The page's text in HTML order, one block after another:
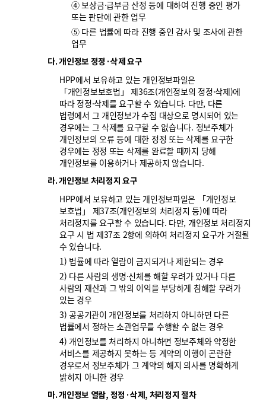
④ 보상금·급부금 산정 등에 대하여 진행 중인 평가
또는 판단에 관한 업무
⑤ 다른 법률에 따라 진행 중인 감사 및 조사에 관한
업무
다. 개인정보 정정·삭제 요구
HPP에서 보유하고 있는 개인정보파일은
「개인정보보호법」 제36조(개인정보의 정정·삭제)에
따라 정정·삭제를 요구할 수 있습니다. 다만, 다른
법령에서 그 개인정보가 수집 대상으로 명시되어 있는
경우에는 그 삭제를 요구할 수 없습니다. 정보주체가
개인정보의 오류 등에 대한 정정 또는 삭제를 요구한
경우에는 정정 또는 삭제를 완료할 때까지 당해
개인정보를 이용하거나 제공하지 않습니다.
라. 개인정보 처리정지 요구
HPP에서 보유하고 있는 개인정보파일은 「개인정보
보호법」 제37조(개인정보의 처리정지 등)에 따라
처리정지를 요구할 수 있습니다. 다만, 개인정보 처리정지
요구 시 법 제37조 2항에 의하여 처리정지 요구가 거절될
수 있습니다.
1) 법률에 따라 열람이 금지되거나 제한되는 경우
2) 다른 사람의 생명·신체를 해할 우려가 있거나 다른
사람의 재산과 그 밖의 이익을 부당하게 침해할 우려가
있는 경우
3) 공공기관이 개인정보를 처리하지 아니하면 다른
법률에서 정하는 소관업무를 수행할 수 없는 경우
4) 개인정보를 처리하지 아니하면 정보주체와 약정한
서비스를 제공하지 못하는 등 계약의 이행이 곤란한
경우로서 정보주체가 그 계약의 해지 의사를 명확하게
밝히지 아니한 경우
마. 개인정보 열람, 정정·삭제, 처리정지 절차